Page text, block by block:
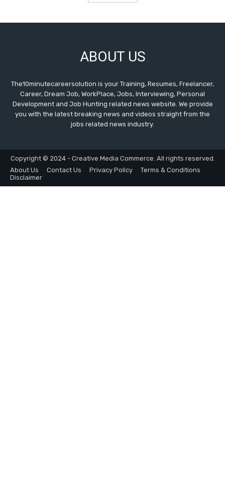
ABOUT US
The10minutecareersolution is your Training, Resumes, Freelancer,
Career, Dream Job, WorkPlace, Jobs, Interviewing, Personal
Development and Job Hunting related news website. We provide
you with the latest breaking news and videos straight from the
jobs related news industry.
Copyright © 2024 - Creative Media Commerce. All rights reserved.
About Us
Contact Us Privacy Policy
Terms & Conditions
Disclaimer